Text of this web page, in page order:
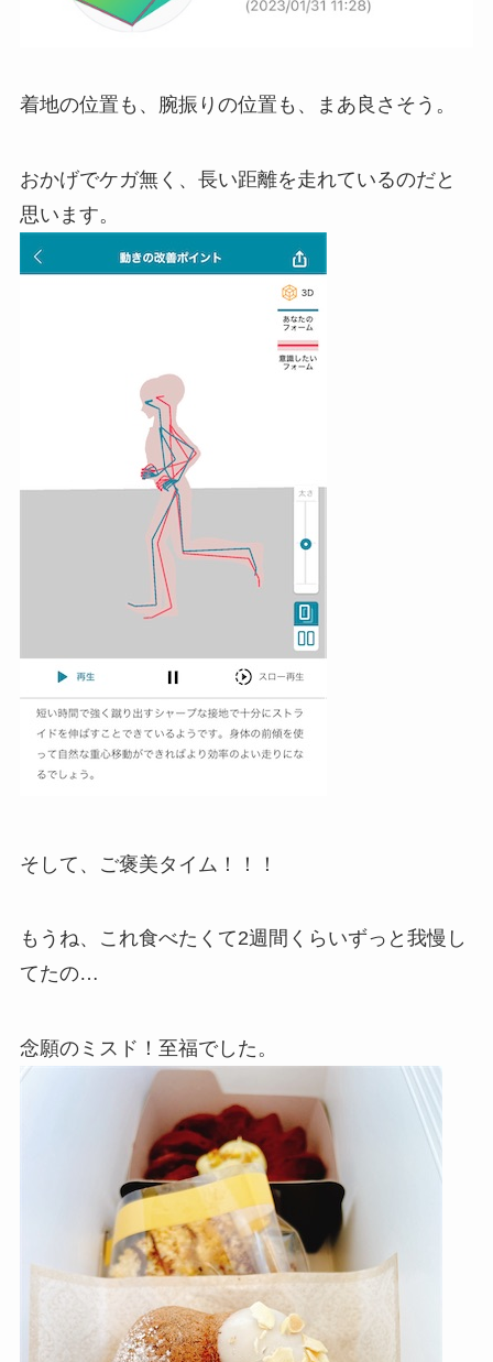
着地の位置も、腕振りの位置も、まあ良さそう。
おかげでケガ無く、長い距離を走れているのだと
思います。
そして、ご褒美タイム！！！
もうね、これ食べたくて2週間くらいずっと我慢し
てたの…
念願のミスド！至福でした。